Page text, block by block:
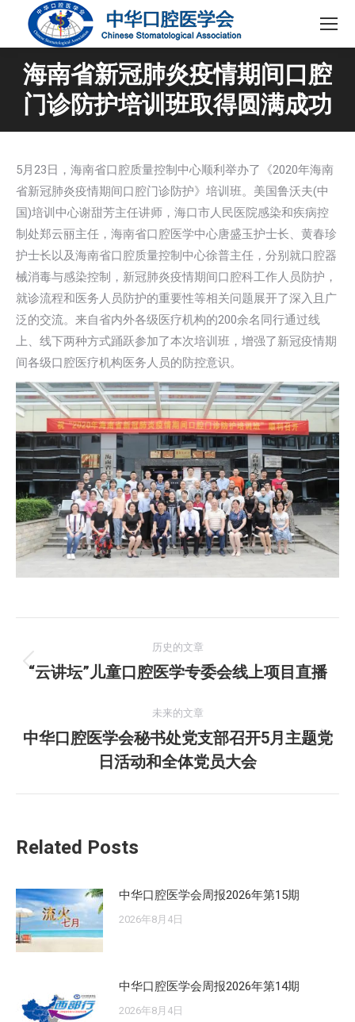
海南省新冠肺炎疫情期间口腔
门诊防护培训班取得圆满成功
5月23日，海南省口腔质量控制中心顺利举办了《2020年海南
省新冠肺炎疫情期间口腔门诊防护》培训班。美国鲁沃夫(中
国)培训中心谢甜芳主任讲师，海口市人民医院感染和疾病控
制处郑云丽主任，海南省口腔医学中心唐盛玉护士长、黄春珍
护士长以及海南省口腔质量控制中心徐普主任，分别就口腔器
械消毒与感染控制，新冠肺炎疫情期间口腔科工作人员防护，
就诊流程和医务人员防护的重要性等相关问题展开了深入且广
泛的交流。来自省内外各级医疗机构的200余名同行通过线
上、线下两种方式踊跃参加了本次培训班，增强了新冠疫情期
间各级口腔医疗机构医务人员的防控意识。
章
航
历史的文章
历
的
文
章：
“云讲坛”儿童口腔医学专委会线上项目直播
未来的文章
未
来
的
中华口腔医学会秘书处党支部召开5月主题党
日活动和全体党员大会
Related Posts
中华口腔医学会周报2026年第15期
2026年8月4日
中华口腔医学会周报2026年第14期
2026年8月4日